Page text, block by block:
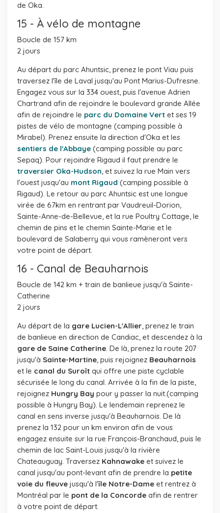
de Oka.
15 - À vélo de montagne
Boucle de 157 km
2 jours
Au départ du parc Ahuntsic, prenez le pont Viau puis
traversez l'île de Laval jusqu'au Pont Marius-Dufresne.
Engagez vous sur la 334 ouest, puis l'avenue Adrien
Chartrand afin de rejoindre le boulevard grande Allée
afin de rejoindre le parc du Domaine Vert et ses 19
pistes de vélo de montagne (camping possible à
Mirabel). Prenez ensuite la direction d'Oka et les
sentiers de l'Abbaye (camping possible au parc
Sepaq). Pour rejoindre Rigaud il faut prendre le
traversier Oka-Hudson, et suivez la rue Main vers
l'ouest jusqu'au mont Rigaud (camping possible à
Rigaud). Le retour au parc Ahuntsic est une longue
virée de 67km en rentrant par Vaudreuil-Dorion,
Sainte-Anne-de-Bellevue, et la rue Poultry Cottage, le
chemin de pins et le chemin Sainte-Marie et le
boulevard de Salaberry qui vous ramèneront vers
votre point de départ.
16 - Canal de Beauharnois
Boucle de 142 km + train de banlieue jusqu'à Sainte-
Catherine
2 jours
Au départ de la gare Lucien-L'Allier, prenez le train
de banlieue en direction de Candiac, et descendez à la
gare de Saine Catherine. De là, prenez la route 207
jusqu'à Sainte-Martine, puis rejoignez Beauharnois
et le canal du Suroît qui offre une piste cyclable
sécurisée le long du canal. Arrivée à la fin de la piste,
rejoignez Hungry Bay pour y passer la nuit.(camping
possible à Hungry Bay). Le lendemain reprenez le
canal en sens inverse jusqu'à Beauharnois. De là
prenez la 132 pour un km environ afin de vous
engagez ensuite sur la rue François-Branchaud, puis le
chemin de lac Saint-Louis jusqu'à la rivière
Chateauguay. Traversez Kahnawake et suivez le
canal jusqu'au pont-levant afin de prendre la petite
voie du fleuve jusqu'à l'île Notre-Dame et rentrez à
Montréal par le pont de la Concorde afin de rentrer
à votre point de départ.